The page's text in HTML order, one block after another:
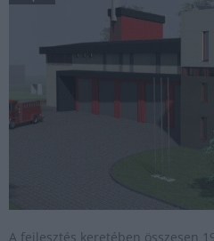
A fejlesztés keretében összesen